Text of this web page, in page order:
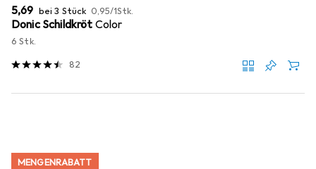
EUR
5,69 bei 3 Stück EUR
0,95/1Stk.
Donic Schildkröt Color
6 Stk.
82
MENGENRABATT